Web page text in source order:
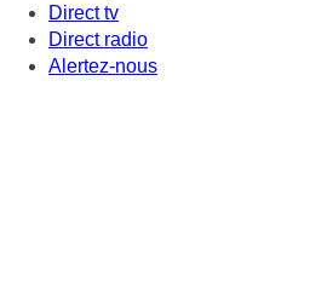
Direct tv
Direct radio
Alertez-nous